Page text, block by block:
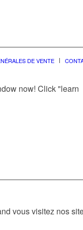
DE VENTE
now! Click "learn
vous visitez nos